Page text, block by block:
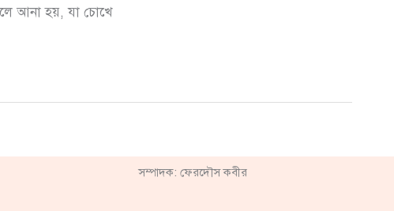
আনা হয়, যা চোখে
সম্পাদক: ফেরদৌস কবীর